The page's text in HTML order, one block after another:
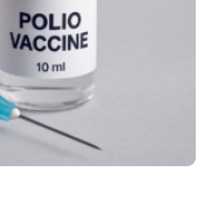
eine solche
des
Sander-